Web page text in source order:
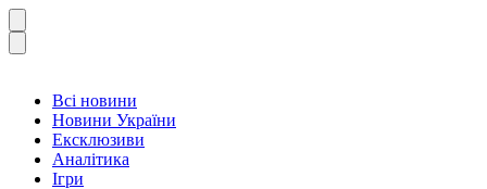
Всі новини
Новини України
Ексклюзиви
Аналітика
Ігри